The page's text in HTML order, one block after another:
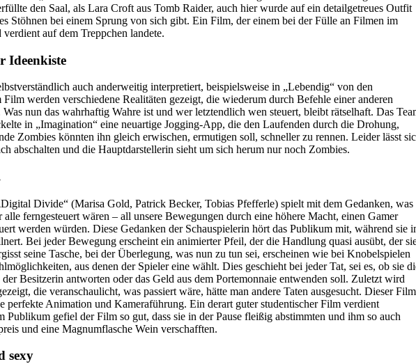
den Saal, als Lara Croft aus Tomb Raider, auch hier wurde auf ein detailgetreues Outfit
Stöhnen bei einem Sprung von sich gibt. Ein Film, der einem bei der Fülle an Filmen im
auf dem Treppchen landete.
Ideenkiste
auch anderweitig interpretiert, beispielsweise in „Lebendig“ von den
Film werden verschiedene Realitäten gezeigt, die wiederum durch Befehle einer anderen
nun das wahrhaftig Wahre ist und wer letztendlich wen steuert, bleibt rätselhaft. Das
in „Imagination“ eine neuartige Jogging-App, die den Laufenden durch die Drohung,
Zombies könnten ihn gleich erwischen, ermutigen soll, schneller zu rennen. Leider lässt
abschalten und die Hauptdarstellerin sieht um sich herum nur noch Zombies.
Divide“ (Marisa Gold, Patrick Becker, Tobias Pfefferle) spielt mit dem Gedanken, was
ferngesteuert wären – all unsere Bewegungen durch eine höhere Macht, einen Gamer
werden würden. Diese Gedanken der Schauspielerin hört das Publikum mit, während sie
Bei jeder Bewegung erscheint ein animierter Pfeil, der die Handlung quasi ausübt, der
seine Tasche, bei der Überlegung, was nun zu tun sei, erscheinen wie bei Knobelspielen
aus denen der Spieler eine wählt. Dies geschieht bei jeder Tat, sei es, ob sie
der Besitzerin antworten oder das Geld aus dem Portemonnaie entwenden soll. Zuletzt wird
die veranschaulicht, was passiert wäre, hätte man andere Taten ausgesucht. Dieser Film
perfekte Animation und Kameraführung. Ein derart guter studentischer Film verdient
Publikum gefiel der Film so gut, dass sie in der Pause fleißig abstimmten und ihm so auch
und eine Magnumflasche Wein verschafften.
sexy